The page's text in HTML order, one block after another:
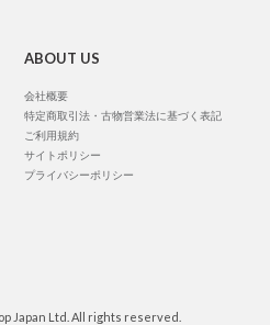
ABOUT US
会社概要
特定商取引法・古物営業法に基づく表記
ご利用規約
サイトポリシー
プライバシーポリシー
Japan Ltd. All rights reserved.